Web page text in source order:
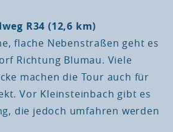
R34 (12,6 km)
flache Nebenstraßen geht es
Richtung Blumau. Viele
machen die Tour auch für
Vor Kleinsteinbach gibt es
die jedoch umfahren werden